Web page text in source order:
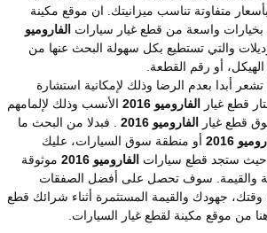
متفاوتة تناسب ميزانيتك. ان موقع مكينة
بخيارات واسعة من قطع غيار سيارات الفاروميو
والتي تستطيع بكل سهولة البحث عنها من
أو رقم القطعة.
أبدا بعدم الرضا وذلك لإمكانية استشارة
قطع غيار
الفاروميو 2016
الأنسب وذلك لإلمامهم
قطع غيار
الفاروميو 2016
. فبدلا من البحث ما
2016
أو منطقة سوق السيارات، عليك
حيث ستجد قطع سيارات الفاروميو 2016
موثوقة
والقيمة. سوف تحصل على أفضل الصفقات
وقتك، جهودك والقيمة المستثمرة أثناء شرائك قطع
من موقع مكينة لقطع غيار السيارات.